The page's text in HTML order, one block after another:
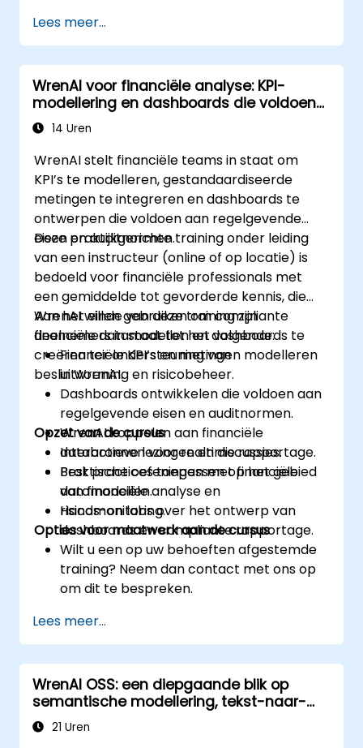
Lees meer...
WrenAI voor financiële analyse: KPI-
modellering en dashboards die voldoen
aan regelgeving
14 Uren
WrenAI stelt financiële teams in staat om
KPI’s te modelleren, gestandaardiseerde
metingen te integreren en dashboards te
ontwerpen die voldoen aan regelgevende
eisen en auditnormen.
Deze praktijkgerichte training onder leiding
van een instructeur (online of op locatie) is
bedoeld voor financiële professionals met
een gemiddelde tot gevorderde kennis, die
WrenAI willen gebruiken om compliante
financiële datamodellen en dashboards te
creëren ter ondersteuning van
besluitvorming en risicobeheer.
Aan het einde van deze training zijn
deelnemers in staat tot het volgende:
Financiële KPI’s en metingen modelleren
in WrenAI.
Dashboards ontwikkelen die voldoen aan
regelgevende eisen en auditnormen.
WrenAI koppelen aan financiële
databronnen voor realtime rapportage.
Best practices toepassen op het gebied
van financiële analyse en
risicomonitoring.
Opzet van de cursus
Interactieve lezingen en discussies.
Praktische oefeningen met financiële
datamodellen.
Hands-on labs over het ontwerp van
dashboards en compliante rapportage.
Opties voor maatwerk aan de cursus
Wilt u een op uw behoeften afgestemde
training? Neem dan contact met ons op
om dit te bespreken.
Lees meer...
WrenAI OSS: een diepgaande blik op
semantische modellering, tekst-naar-
SQL-conversie en
beveiligingsmechanismen
21 Uren